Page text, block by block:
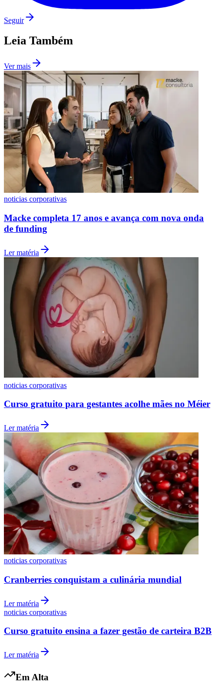
Fluminense
Vasco
Seguir
Leia Também
Ver mais
noticias corporativas
Macke completa 17 anos e avança com nova onda
de funding
Ler matéria
noticias corporativas
Curso gratuito para gestantes acolhe mães no Méier
Ler matéria
noticias corporativas
Cranberries conquistam a culinária mundial
Ler matéria
noticias corporativas
Curso gratuito ensina a fazer gestão de carteira B2B
Ler matéria
Em Alta